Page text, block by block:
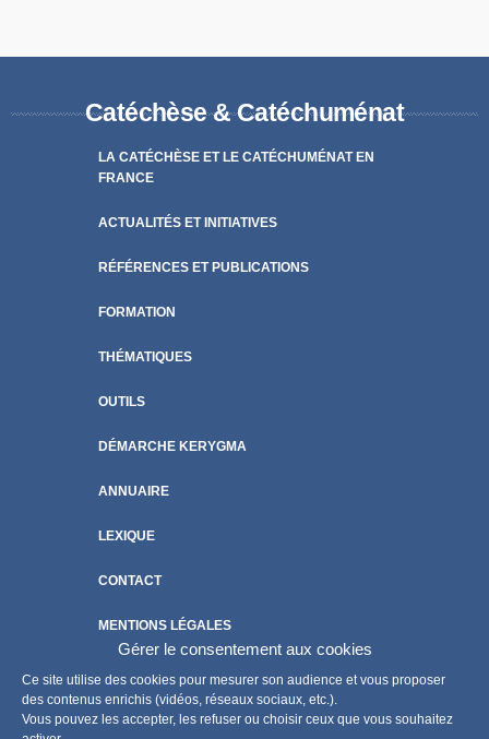
Gérer le consentement aux cookies
Ce site utilise des cookies pour mesurer son audience et vous proposer
des contenus enrichis (vidéos, réseaux sociaux, etc.).
Vous pouvez les accepter, les refuser ou choisir ceux que vous souhaitez
Catéchèse & Catéchuménat
LA CATÉCHÈSE ET LE CATÉCHUMÉNAT EN
FRANCE
ACTUALITÉS ET INITIATIVES
RÉFÉRENCES ET PUBLICATIONS
FORMATION
THÉMATIQUES
OUTILS
DÉMARCHE KERYGMA
ANNUAIRE
LEXIQUE
CONTACT
MENTIONS LÉGALES